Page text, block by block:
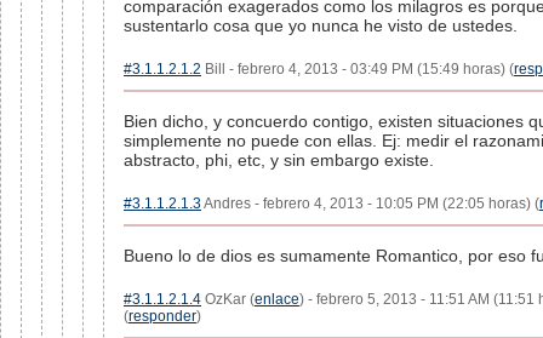
comparación exagerados como los milagros es
sustentarlo cosa que yo nunca he visto de ustedes.
#3.1.1.2.1.2 Bill - febrero 4, 2013 - 03:49 PM (15:49 horas) (
Bien dicho, y concuerdo contigo, existen situaciones
simplemente no puede con ellas. Ej: medir el
abstracto, phi, etc, y sin embargo existe.
#3.1.1.2.1.3Andres - febrero 4, 2013 - 10:05 PM (22:05 horas) (
Bueno lo de dios es sumamente Romantico, por eso
#3.1.1.2.1.4 OzKar (enlace) - febrero 5, 2013 - 11:51 AM (11:51
(responder)